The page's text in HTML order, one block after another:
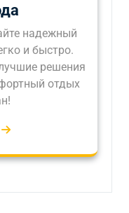
надежный
и быстро.
решения
отдых